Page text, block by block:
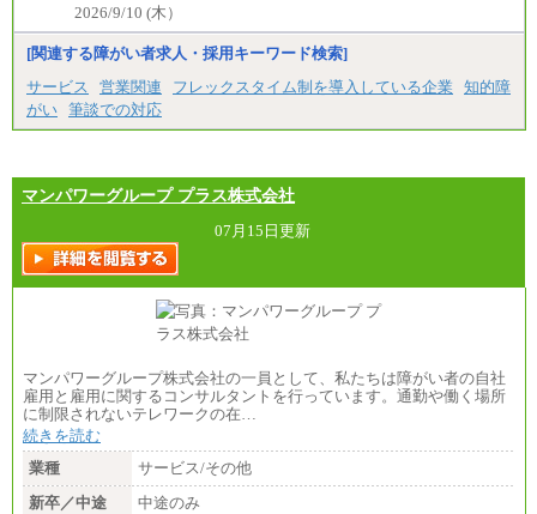
2026/9/10 (木）
[関連する障がい者求人・採用キーワード検索]
サービス
営業関連 フレックスタイム制を導入している企業
知的障
がい 筆談での対応
マンパワーグループ プラス株式会社
07月15日更新
マンパワーグループ株式会社の一員として、私たちは障がい者の自社
雇用と雇用に関するコンサルタントを行っています。通勤や働く場所
に制限されないテレワークの在…
続きを読む
業種
サービス/その他
新卒／中途
中途のみ